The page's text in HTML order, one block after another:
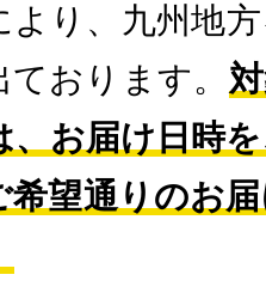
より、九州地
おります。
、お届け日時
希望通りのお